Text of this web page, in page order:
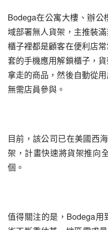
Bodega在公寓大樓、辦
域部署無人貨架，主推裝
櫃子裡都是顧客在便利店
套的手機應用解鎖櫃子，
拿走的商品，然後自動從
無需店員參與。
目前，該公司已在美國西
架，計畫快速將貨架推向
個。
值得關注的是，Bodega用